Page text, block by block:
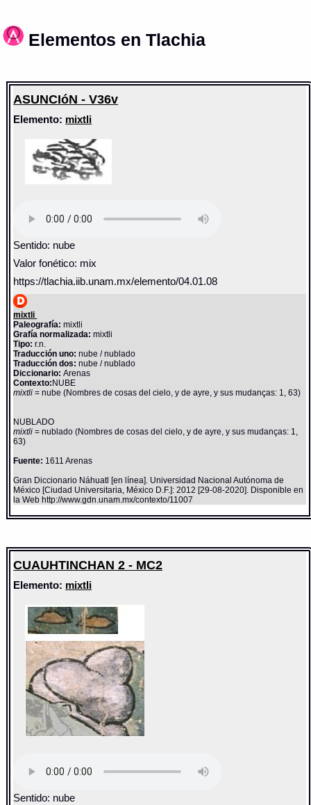
Elementos en Tlachia
ASUNCIóN - V36v
Elemento: mixtli
Sentido: nube
Valor fonético: mix
https://tlachia.iib.unam.mx/elemento/04.01.08
mixtli
Paleografía: mixtli
Grafía normalizada: mixtli
Tipo: r.n.
Traducción uno: nube / nublado
Traducción dos: nube / nublado
Diccionario:Arenas
Contexto: NUBE
mixtli= nube (Nombres de cosas del cielo, y de ayre, y sus mudanças: 1, 63)
NUBLADO
mixtli= nublado (Nombres de cosas del cielo, y de ayre, y sus mudanças: 1,
63)
Fuente: 1611 Arenas
Gran Diccionario Náhuatl [en línea]. Universidad Nacional Autónoma de
México [Ciudad Universitaria, México D.F.]: 2012 [29-08-2020]. Disponible en
la Web http://www.gdn.unam.mx/contexto/11007
CUAUHTINCHAN 2 - MC2
Elemento: mixtli
Sentido: nube